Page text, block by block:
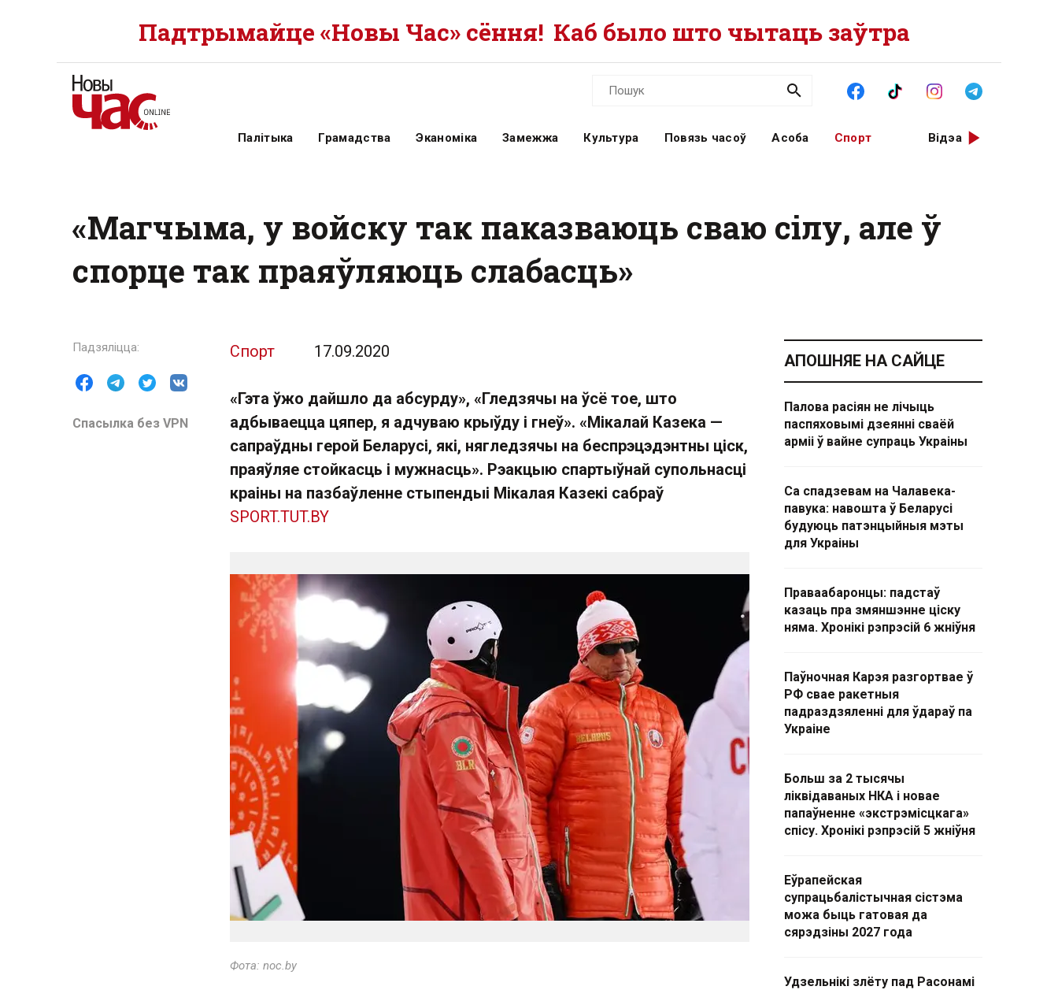
Падтрымайце «Новы Час» сёння! Каб было што чытаць заўтра
Палітыка Грамадства Эканоміка Замежжа Культура Повязь часоў Асоба Спорт Відэа
«Магчыма, у войску так паказваюць сваю сілу, але ў
спорце так праяўляюць слабасць»
Спасылка без VPN
Спорт 17.09.2020
«Гэта ўжо дайшло да абсурду», «Гледзячы на ўсё тое, што
адбываецца цяпер, я адчуваю крыўду і гнеў». «Мікалай Казека —
сапраўдны герой Беларусі, які, нягледзячы на беспрэцэдэнтны ціск,
праяўляе стойкасць і мужнасць». Рэакцыю спартыўнай супольнасці
краіны на пазбаўленне стыпендыі Мікалая Казекі сабраў
SPORT.TUT.BY
Фота: noc.by
АПОШНЯЕ НА САЙЦЕ
Палова расіян не лічыць
паспяховымі дзеянні сваёй
арміі ў вайне супраць Украіны
Са спадзевам на Чалавека-
павука: навошта ў Беларусі
будуюць патэнцыйныя мэты
для Украіны
Праваабаронцы: падстаў
казаць пра змяншэнне ціску
няма. Хронікі рэпрэсій 6 жніўня
Паўночная Карэя разгортвае ў
РФ свае ракетныя
падраздзяленні для ўдараў па
Украіне
Больш за 2 тысячы
ліквідаваных НКА і новае
папаўненне «экстрэмісцкага»
спісу. Хронікі рэпрэсій 5 жніўня
Еўрапейская
супрацьбалістычная сістэма
можа быць гатовая да
сярэдзіны 2027 года
Удзельнікі злёту пад Расонамі